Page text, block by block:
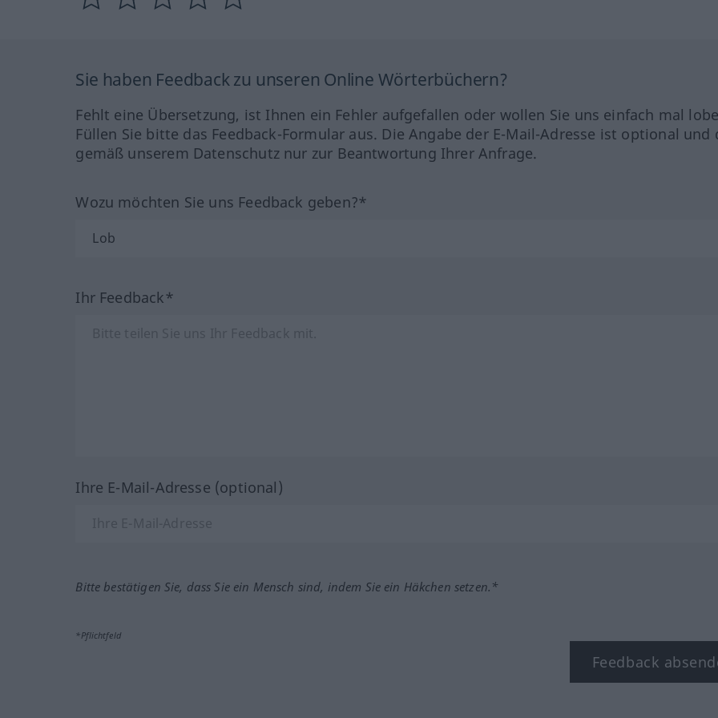
Sie haben Feedback zu unseren Online Wörterbüchern?
Fehlt eine Übersetzung, ist Ihnen ein Fehler aufgefallen oder wollen Sie uns einfach mal
Füllen Sie bitte das Feedback-Formular aus. Die Angabe der E-Mail-Adresse ist optional und
gemäß unserem Datenschutz nur zur Beantwortung Ihrer Anfrage.
Wozu möchten Sie uns Feedback geben?*
Ihr Feedback*
Ihre E-Mail-Adresse (optional)
Bitte bestätigen Sie, dass Sie ein Mensch sind, indem Sie ein Häkchen setzen.*
*Pflichtfeld
Feedback